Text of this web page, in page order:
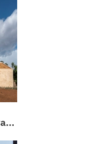
Ribas酒庄扩建 / Rafael Moneo + Canals Moneo Arquitectos